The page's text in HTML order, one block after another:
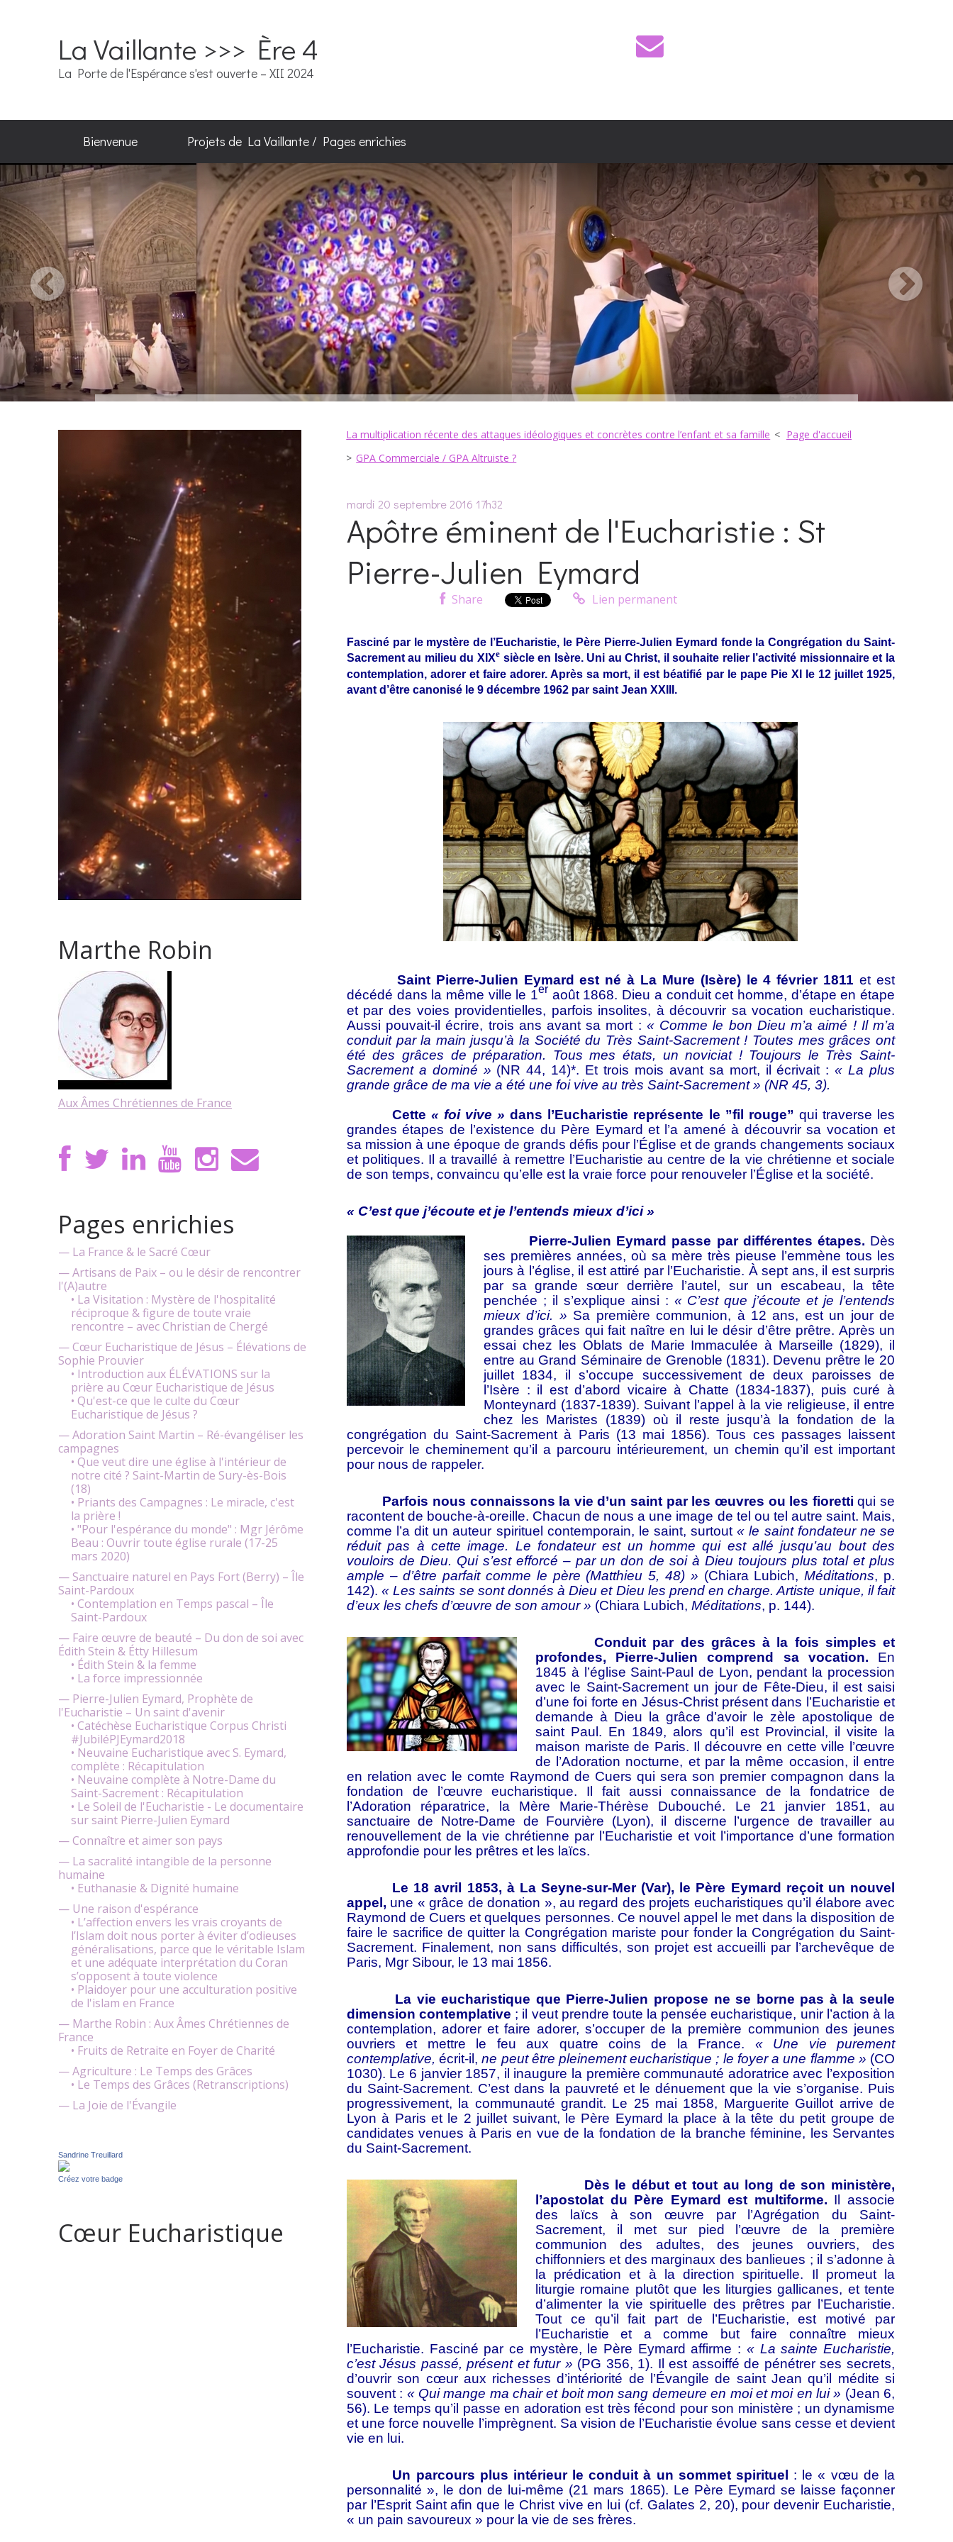
La Vaillante >>> Ère 4
La Porte de l'Espérance s'est ouverte – XII 2024
Bienvenue Projets de La Vaillante / Pages enrichies
Marthe Robin
Aux Âmes Chrétiennes de France
Pages enrichies
— La France & le Sacré Cœur
— Artisans de Paix – ou le désir de rencontrer
l'(A)autre
• La Visitation : Mystère de l'hospitalité
réciproque & figure de toute vraie
rencontre – avec Christian de Chergé
— Cœur Eucharistique de Jésus – Élévations de
Sophie Prouvier
• Introduction aux ÉLÉVATIONS sur la
prière au Cœur Eucharistique de Jésus
• Qu'est-ce que le culte du Cœur
Eucharistique de Jésus ?
— Adoration Saint Martin – Ré-évangéliser les
campagnes
• Que veut dire une église à l'intérieur de
notre cité ? Saint-Martin de Sury-ès-Bois
(18)
• Priants des Campagnes : Le miracle, c'est
la prière !
• "Pour l'espérance du monde" : Mgr Jérôme
Beau : Ouvrir toute église rurale (17-25
mars 2020)
— Sanctuaire naturel en Pays Fort (Berry) – Île
Saint-Pardoux
• Contemplation en Temps pascal – Île
Saint-Pardoux
— Faire œuvre de beauté – Du don de soi avec
Édith Stein & Étty Hillesum
• Édith Stein & la femme
• La force impressionnée
— Pierre-Julien Eymard, Prophète de
l'Eucharistie – Un saint d'avenir
• Catéchèse Eucharistique Corpus Christi
#JubiléPJEymard2018
• Neuvaine Eucharistique avec S. Eymard,
complète : Récapitulation
• Neuvaine complète à Notre-Dame du
Saint-Sacrement : Récapitulation
• Le Soleil de l'Eucharistie - Le documentaire
sur saint Pierre-Julien Eymard
— Connaître et aimer son pays
— La sacralité intangible de la personne
humaine
• Euthanasie & Dignité humaine
— Une raison d'espérance
• L’affection envers les vrais croyants de
l’Islam doit nous porter à éviter d’odieuses
généralisations, parce que le véritable Islam
et une adéquate interprétation du Coran
s’opposent à toute violence
• Plaidoyer pour une acculturation positive
de l'islam en France
— Marthe Robin : Aux Âmes Chrétiennes de
France
• Fruits de Retraite en Foyer de Charité
— Agriculture : Le Temps des Grâces
• Le Temps des Grâces (Retranscriptions)
— La Joie de l'Évangile
Sandrine Treuillard
Créez votre badge
Cœur Eucharistique
La multiplication récente des attaques idéologiques et concrètes contre l’enfant et sa famille
Page d'accueil
GPA Commerciale / GPA Altruiste ?
mardi 20 septembre 2016 17h32
Apôtre éminent de l'Eucharistie : St
Pierre-Julien Eymard
Share Lien permanent
Fasciné par le mystère de l’Eucharistie, le Père Pierre-Julien Eymard fonde la Congrégation du Saint-
Sacrement au milieu du XIXe siècle en Isère. Uni au Christ, il souhaite relier l’activité missionnaire et la
contemplation, adorer et faire adorer. Après sa mort, il est béatifié par le pape Pie XI le 12 juillet 1925,
avant d’être canonisé le 9 décembre 1962 par saint Jean XXIII.
Saint Pierre-Julien Eymard est né à La Mure (Isère) le 4 février 1811 et est
décédé dans la même ville le 1er août 1868. Dieu a conduit cet homme, d’étape en étape
et par des voies providentielles, parfois insolites, à découvrir sa vocation eucharistique.
Aussi pouvait-il écrire, trois ans avant sa mort : « Comme le bon Dieu m’a aimé ! Il m’a
conduit par la main jusqu’à la Société du Très Saint-Sacrement ! Toutes mes grâces ont
été des grâces de préparation. Tous mes états, un noviciat ! Toujours le Très Saint-
Sacrement a dominé » (NR 44, 14)*. Et trois mois avant sa mort, il écrivait :« La plus
grande grâce de ma vie a été une foi vive au très Saint-Sacrement » (NR 45, 3).
Cette « foi vive » dans l’Eucharistie représente le ”fil rouge” qui traverse les
grandes étapes de l’existence du Père Eymard et l’a amené à découvrir sa vocation et
sa mission à une époque de grands défis pour l’Église et de grands changements sociaux
et politiques. Il a travaillé à remettre l’Eucharistie au centre de la vie chrétienne et sociale
de son temps, convaincu qu’elle est la vraie force pour renouveler l’Église et la société.
« C’est que j’écoute et je l’entends mieux d’ici »
Pierre-Julien Eymard passe par différentes étapes. Dès
ses premières années, où sa mère très pieuse l’emmène tous les
jours à l’église, il est attiré par l’Eucharistie. À sept ans, il est surpris
par sa grande sœur derrière l’autel, sur un escabeau, la tête
penchée ; il s’explique ainsi : « C’est que j’écoute et je l’entends
mieux d’ici. » Sa première communion, à 12 ans, est un jour de
grandes grâces qui fait naître en lui le désir d’être prêtre. Après un
essai chez les Oblats de Marie Immaculée à Marseille (1829), il
entre au Grand Séminaire de Grenoble (1831). Devenu prêtre le 20
juillet 1834, il s’occupe successivement de deux paroisses de
l’Isère : il est d’abord vicaire à Chatte (1834-1837), puis curé à
Monteynard (1837-1839). Suivant l’appel à la vie religieuse, il entre
chez les Maristes (1839) où il reste jusqu’à la fondation de la
congrégation du Saint-Sacrement à Paris (13 mai 1856). Tous ces passages laissent
percevoir le cheminement qu’il a parcouru intérieurement, un chemin qu’il est important
pour nous de rappeler.
Parfois nous connaissons la vie d’un saint par les œuvres ou les fioretti qui se
racontent de bouche-à-oreille. Chacun de nous a une image de tel ou tel autre saint. Mais,
comme l’a dit un auteur spirituel contemporain, le saint, surtout« le saint fondateur ne se
réduit pas à cette image. Le fondateur est un homme qui est allé jusqu’au bout des
vouloirs de Dieu. Qui s’est efforcé – par un don de soi à Dieu toujours plus total et plus
ample – d’être parfait comme le père (Matthieu 5, 48) » (Chiara Lubich,Méditations, p.
142).« Les saints se sont donnés à Dieu et Dieu les prend en charge. Artiste unique, il fait
d’eux les chefs d’œuvre de son amour » (Chiara Lubich, Méditations, p. 144).
Conduit par des grâces à la fois simples et
profondes, Pierre-Julien comprend sa vocation. En
1845 à l’église Saint-Paul de Lyon, pendant la procession
avec le Saint-Sacrement un jour de Fête-Dieu, il est saisi
d’une foi forte en Jésus-Christ présent dans l’Eucharistie et
demande à Dieu la grâce d’avoir le zèle apostolique de
saint Paul. En 1849, alors qu’il est Provincial, il visite la
maison mariste de Paris. Il découvre en cette ville l’œuvre
de l’Adoration nocturne, et par la même occasion, il entre
en relation avec le comte Raymond de Cuers qui sera son premier compagnon dans la
fondation de l’œuvre eucharistique. Il fait aussi connaissance de la fondatrice de
l’Adoration réparatrice, la Mère Marie-Thérèse Dubouché. Le 21 janvier 1851, au
sanctuaire de Notre-Dame de Fourvière (Lyon), il discerne l’urgence de travailler au
renouvellement de la vie chrétienne par l’Eucharistie et voit l’importance d’une formation
approfondie pour les prêtres et les laïcs.
Le 18 avril 1853, à La Seyne-sur-Mer (Var), le Père Eymard reçoit un nouvel
appel, une « grâce de donation », au regard des projets eucharistiques qu’il élabore avec
Raymond de Cuers et quelques personnes. Ce nouvel appel le met dans la disposition de
faire le sacrifice de quitter la Congrégation mariste pour fonder la Congrégation du Saint-
Sacrement. Finalement, non sans difficultés, son projet est accueilli par l’archevêque de
Paris, Mgr Sibour, le 13 mai 1856.
La vie eucharistique que Pierre-Julien propose ne se borne pas à la seule
dimension contemplative ; il veut prendre toute la pensée eucharistique, unir l’action à la
contemplation, adorer et faire adorer, s’occuper de la première communion des jeunes
ouvriers et mettre le feu aux quatre coins de la France. « Une vie purement
contemplative,écrit-il, ne peut être pleinement eucharistique ; le foyer a une flamme » (CO
1030). Le 6 janvier 1857, il inaugure la première communauté adoratrice avec l’exposition
du Saint-Sacrement. C’est dans la pauvreté et le dénuement que la vie s’organise. Puis
progressivement, la communauté grandit. Le 25 mai 1858, Marguerite Guillot arrive de
Lyon à Paris et le 2 juillet suivant, le Père Eymard la place à la tête du petit groupe de
candidates venues à Paris en vue de la fondation de la branche féminine, les Servantes
du Saint-Sacrement.
Dès le début et tout au long de son ministère,
l’apostolat du Père Eymard est multiforme. Il associe
des laïcs à son œuvre par l’Agrégation du Saint-
Sacrement, il met sur pied l’œuvre de la première
communion des adultes, des jeunes ouvriers, des
chiffonniers et des marginaux des banlieues ; il s’adonne à
la prédication et à la direction spirituelle. Il promeut la
liturgie romaine plutôt que les liturgies gallicanes, et tente
d’alimenter la vie spirituelle des prêtres par l’Eucharistie.
Tout ce qu’il fait part de l’Eucharistie, est motivé par
l’Eucharistie et a comme but faire connaître mieux
l’Eucharistie. Fasciné par ce mystère, le Père Eymard affirme : « La sainte Eucharistie,
c’est Jésus passé, présent et futur » (PG 356, 1). Il est assoiffé de pénétrer ses secrets,
d’ouvrir son cœur aux richesses d’intériorité de l’Évangile de saint Jean qu’il médite si
souvent : « Qui mange ma chair et boit mon sang demeure en moi et moi en lui » (Jean 6,
56). Le temps qu’il passe en adoration est très fécond pour son ministère ; un dynamisme
et une force nouvelle l’imprègnent. Sa vision de l’Eucharistie évolue sans cesse et devient
vie en lui.
Un parcours plus intérieur le conduit à un sommet spirituel : le « vœu de la
personnalité », le don de lui-même (21 mars 1865). Le Père Eymard se laisse façonner
par l’Esprit Saint afin que le Christ vive en lui (cf. Galates 2, 20), pour devenir Eucharistie,
« un pain savoureux » pour la vie de ses frères.